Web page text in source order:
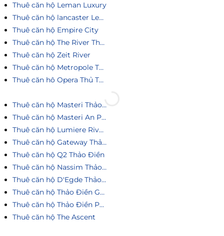
Thuê căn hộ Leman Luxury
Thuê căn hộ lancaster Legacy
Thuê căn hộ Empire City
Thuê căn hộ The River Thủ Thiêm
Thuê căn hộ Zeit River
Thuê căn hộ Metropole Thủ Thiêm
Thuê căn hô Opera Thủ Thiêm
Thuê căn hộ Masteri Thảo Điền
Thuê căn hộ Masteri An Phú
Thuê căn hộ Lumiere Riverside
Thuê căn hộ Gateway Thảo Điền
Thuê căn hộ Q2 Thảo Điền
Thuê căn hộ Nassim Thảo Điền
Thuê căn hộ D'Egde Thảo Điền
Thuê căn hộ Thảo Điền Green
Thuê căn hộ Thảo Điền Pearl
Thuê căn hộ The Ascent